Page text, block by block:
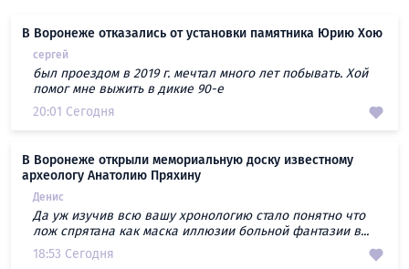
В Воронеже отказались от установки памятника Юрию Хою
сергей
был проездом в 2019 г. мечтал много лет побывать. Хой
помог мне выжить в дикие 90-е
20:01 Сегодня
В Воронеже открыли мемориальную доску известному
археологу Анатолию Пряхину
Денис
Да уж изучив всю вашу хронологию стало понятно что
лож спрятана как маска иллюзии больной фантазии в...
18:53 Сегодня